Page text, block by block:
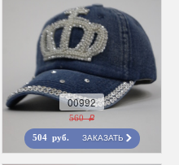
00992
560 r
504 руб. ЗАКАЗАТЬ